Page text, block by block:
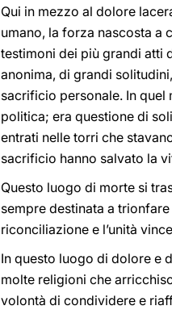
Qui in mezzo al dolore
umano, la forza nascosta a
testimoni dei più grandi atti
anonima, di grandi
sacrificio personale. In quel
politica; era questione di
entrati nelle torri che
sacrificio hanno salvato la
Questo luogo di morte si
sempre destinata a
riconciliazione e l’unità
In questo luogo di dolore e
molte religioni che
volontà di condividere e